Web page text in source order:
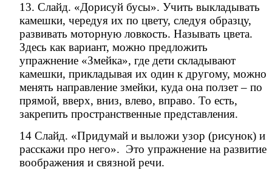
13. Слайд. «Дорисуй бусы». Учить выкладывать
камешки, чередуя их по цвету, следуя образцу,
развивать моторную ловкость. Называть цвета.
Здесь как вариант, можно предложить
упражнение «Змейка», где дети складывают
камешки, прикладывая их один к другому, можно
менять направление змейки, куда она ползет – по
прямой, вверх, вниз, влево, вправо. То есть,
закрепить пространственные представления.
14 Слайд. «Придумай и выложи узор (рисунок) и
расскажи про него». Это упражнение на развитие
воображения и связной речи.